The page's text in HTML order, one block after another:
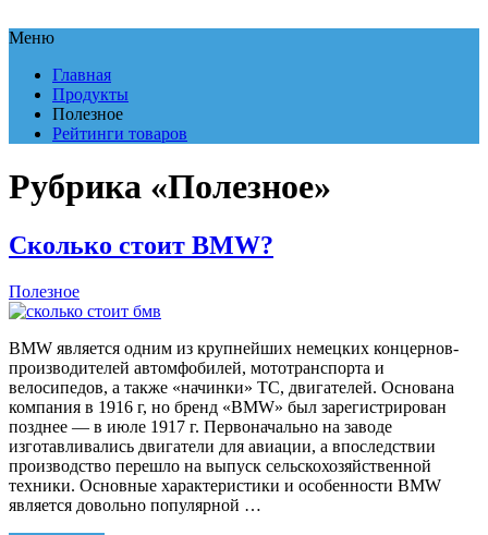
Меню
Главная
Продукты
Полезное
Рейтинги товаров
Рубрика «Полезное»
Сколько стоит BMW?
Полезное
BMW является одним из крупнейших немецких концернов-
производителей автомфобилей, мототранспорта и
велосипедов, а также «начинки» ТС, двигателей. Основана
компания в 1916 г, но бренд «BMW» был зарегистрирован
позднее — в июле 1917 г. Первоначально на заводе
изготавливались двигатели для авиации, а впоследствии
производство перешло на выпуск сельскохозяйственной
техники. Основные характеристики и особенности BMW
является довольно популярной …